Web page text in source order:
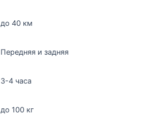
до 40 км
Передняя и задняя
3-4 часа
до 100 кг